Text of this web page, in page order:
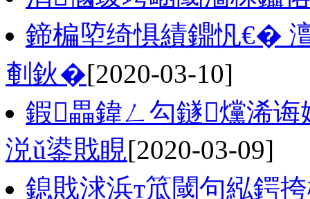
鍗楄埅绮惧績鐤忛€�
剦鈥�[2020-03-10]
鍜畾鍏ㄥ勾鐩爣浠
涚ǔ鍙戝睍[2020-03-09]
鎴戝浗浜т笟閾句紭鍔